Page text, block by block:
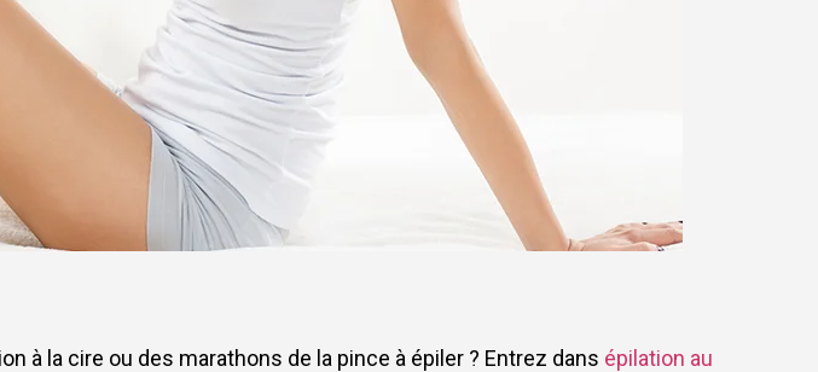
à la cire ou des marathons de la pince à épiler ? Entrez dans épilation au